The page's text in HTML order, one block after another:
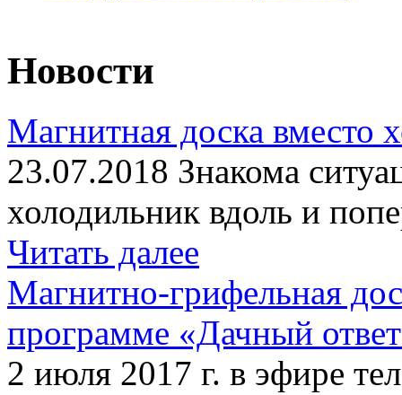
Новости
Магнитная доска вместо
23.07.2018 Знакома
холодильник вдоль и
Читать далее
Магнитно-грифельная
программе «Дачный
2 июля 2017 г. в эфире